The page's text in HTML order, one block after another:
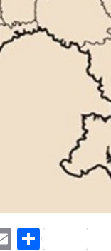
Email